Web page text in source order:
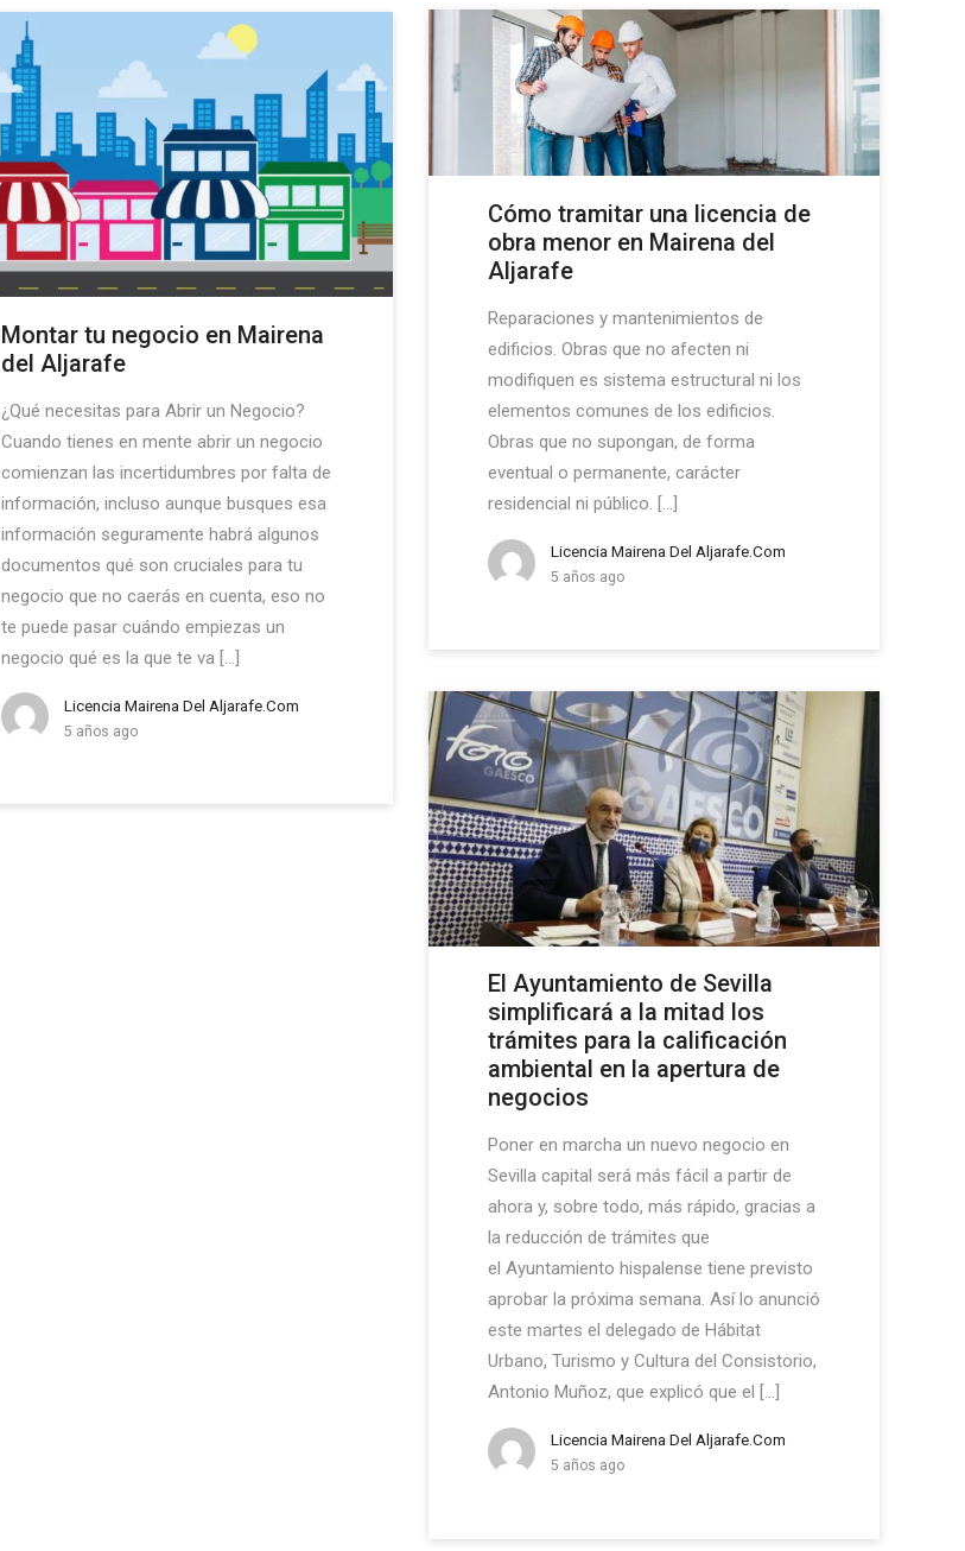
Cómo tramitar una licencia de
obra menor en Mairena del
Aljarafe
Reparaciones y mantenimientos de
edificios. Obras que no afecten ni
modifiquen es sistema estructural ni los
elementos comunes de los edificios.
Obras que no supongan, de forma
eventual o permanente, carácter
residencial ni público. […]
Licencia Mairena Del Aljarafe.com
5 años ago
Montar tu negocio en Mairena
del Aljarafe
¿Qué necesitas para Abrir un Negocio?
Cuando tienes en mente abrir un negocio
comienzan las incertidumbres por falta de
información, incluso aunque busques esa
información seguramente habrá algunos
documentos qué son cruciales para tu
negocio que no caerás en cuenta, eso no
te puede pasar cuándo empiezas un
negocio qué es la que te va […]
Licencia Mairena Del Aljarafe.com
5 años ago
El Ayuntamiento de Sevilla
simplificará a la mitad los
trámites para la calificación
ambiental en la apertura de
negocios
Poner en marcha un nuevo negocio en
Sevilla capital será más fácil a partir de
ahora y, sobre todo, más rápido, gracias a
la reducción de trámites que
el Ayuntamiento hispalense tiene previsto
aprobar la próxima semana. Así lo anunció
este martes el delegado de Hábitat
Urbano, Turismo y Cultura del Consistorio,
Antonio Muñoz, que explicó que el […]
Licencia Mairena Del Aljarafe.com
5 años ago